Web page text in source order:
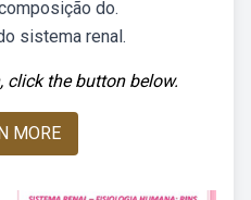
do.
sistema renal.
click the button below.
MORE